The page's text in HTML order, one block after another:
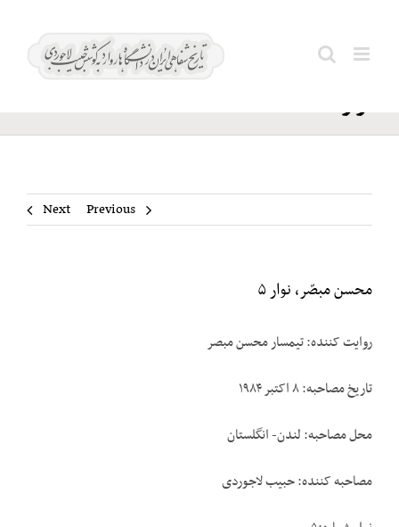
مبصّر،
نوار ۵
Previous
Next
محسن مبصّر، نوار ۵
روایت کننده: تیمسار محسن مبصر
تاریخ مصاحبه: ۸ اکتبر ۱۹۸۴
محل مصاحبه: لندن- انگلستان
مصاحبه کننده: حبیب لاجوردی